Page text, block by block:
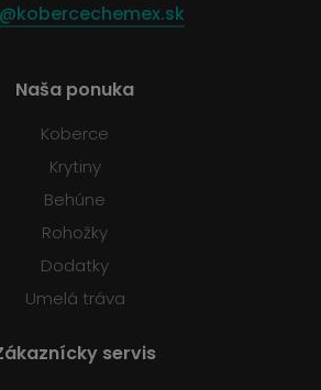
Naša ponuka
Koberce
Krytiny
Behúne
Rohožky
Dodatky
Umelá tráva
servis